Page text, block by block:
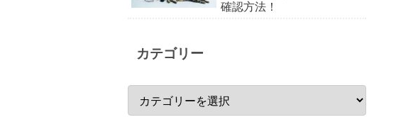
確認方法！
カテゴリー